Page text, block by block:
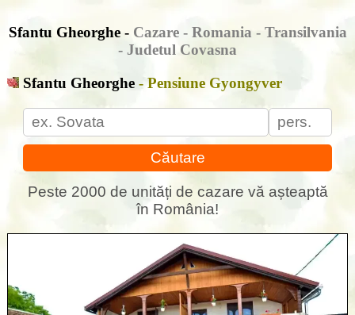
Sfantu Gheorghe - Cazare- Romania - Transilvania
- Judetul Covasna
Sfantu Gheorghe - Pensiune Gyongyver
Căutare
Peste 2000 de unități de cazare vă așteaptă
în România!